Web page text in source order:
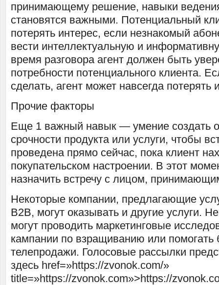
принимающему решение, навыки
становятся важными. Потенциальный
потерять интерес, если незнакомый
вести интеллектуальную и
время разговора агент должен быть
потребности потенциального клиента.
сделать, агент может навсегда потерять
Прочие факторы
Еще 1 важный навык — умение создать
срочности продукта или услуги, чтобы
проведена прямо сейчас, пока клиент
покупательском настроении. В этот
назначить встречу с лицом,
Некоторые компании, предлагающие
B2B, могут оказывать и другие услуги.
могут проводить маркетинговые
кампании по взращиванию или помогать
телепродажи. Голосовые рассылки
здесь href=»https://zvonok.com/»
title=»https://zvonok.com»>https://